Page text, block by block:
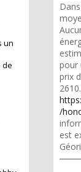
un
de
pour
prix
/
est